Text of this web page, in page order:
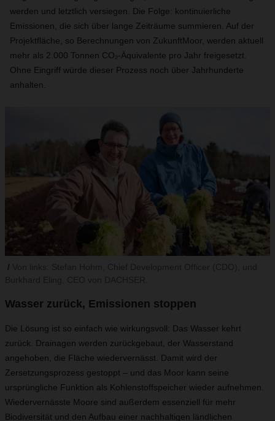
werden und letztlich versiegen. Die Folge: kontinuierliche
Emissionen, die sich über lange Zeiträume summieren. Auf der
Projektfläche, so Berechnungen von ZukunftMoor, werden aktuell
mehr als 2.000 Tonnen CO₂-Äquivalente pro Jahr freigesetzt.
Ohne Eingriff würde dieser Prozess noch über Jahrhunderte
anhalten.
Wasser zurück, Emissionen stoppen
Die Lösung ist so einfach wie wirkungsvoll: Das Wasser kehrt
zurück. Drainagen werden zurückgebaut, der Wasserstand
angehoben, die Fläche wiedervernässt. Damit wird der
Zersetzungsprozess gestoppt – und das Moor kann seine
ursprüngliche Funktion als Kohlenstoffspeicher wieder aufnehmen.
Wiedervernässte Moore sind außerdem essenziell für mehr
Biodiversität und den Aufbau einer nachhaltigen ländlichen